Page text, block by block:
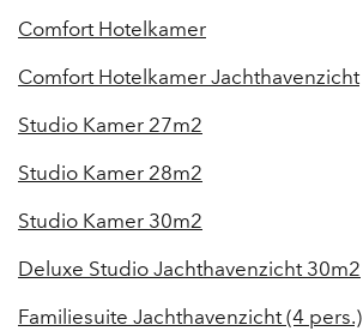
Comfort Hotelkamer
Comfort Hotelkamer Jachthavenzicht
Studio Kamer 27m2
Studio Kamer 28m2
Studio Kamer 30m2
Deluxe Studio Jachthavenzicht 30m2
Familiesuite Jachthavenzicht (4 pers.)